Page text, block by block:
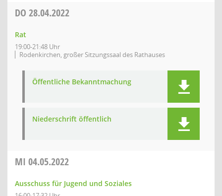
DO 28.04.2022
Rat
19:00-21:48 Uhr
Rodenkirchen, großer Sitzungssaal des Rathauses
Öffentliche Bekanntmachung
Niederschrift öffentlich
MI 04.05.2022
Ausschuss für Jugend und Soziales